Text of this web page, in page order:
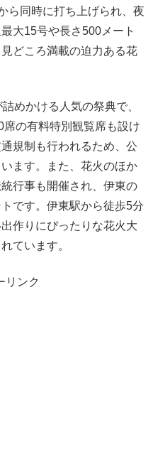
ら同時に打ち上げられ、夜
大15号や長さ500メート
どころ満載の迫力ある花
めかける人気の祭典で、
の有料特別観覧席も設け
規制も行われるため、公
ます。また、花火のほか
行事も開催され、伊東の
です。伊東駅から徒歩5分
作りにぴったりな花火大
ています。
リンク